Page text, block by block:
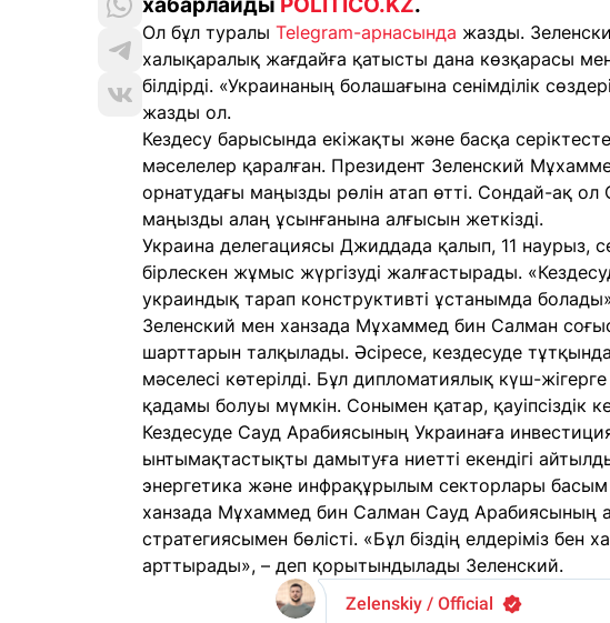
Ол бұл туралы Telegram-арнасында жазды.
халықаралық жағдайға қатысты дана көзқарасы
білдірді. «Украинаның болашағына сенімділік
жазды ол.
Кездесу барысында екіжақты және басқа
мәселелер қаралған. Президент Зеленский
орнатудағы маңызды рөлін атап өтті. Сондай-ақ
маңызды алаң ұсынғанына алғысын жеткізді.
Украина делегациясы Джиддада қалып, 11 наурыз,
бірлескен жұмыс жүргізуді жалғастырады.
украиндық тарап конструктивті ұстанымда
Зеленский мен ханзада Мұхаммед бин Салман
шарттарын талқылады. Әсіресе, кездесуде
мәселесі көтерілді. Бұл дипломатиялық күш-
қадамы болуы мүмкін. Сонымен қатар, қауіпсіздік
Кездесуде Сауд Арабиясының Украинаға
ынтымақтастықты дамытуға ниетті екендігі
энергетика және инфрақұрылым секторлары басым
ханзада Мұхаммед бин Салман Сауд Арабиясының
стратегиясымен бөлісті. «Бұл біздің елдеріміз
арттырады», – деп қорытындылады Зеленский.